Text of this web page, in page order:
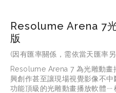
Resolume Arena 7
版
(因有匯率關係，需依當天匯率
Resolume Arena 7 為光雕動畫
興創作甚至讓現場視覺影像不
功能頂級的光雕動畫播放軟體